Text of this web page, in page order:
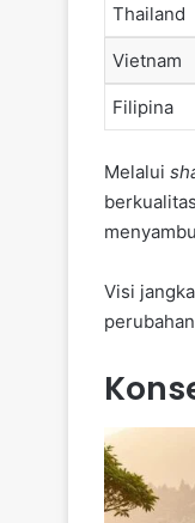
Thailand
Vietnam
Filipina
Melalui
Visi